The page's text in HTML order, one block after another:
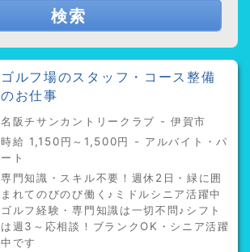
検索
ゴルフ場のスタッフ・コース整備
のお仕事
名阪チサンカントリークラブ - 伊賀市
時給 1,150円～1,500円 - アルバイト・パ
ート
専門知識・スキル不要！週休2日・緑に囲
まれてのびのび働く♪ミドルシニア活躍中
ゴルフ経験・専門知識は一切不問♪シフト
は週3～応相談！ブランクOK・シニア活躍
中です